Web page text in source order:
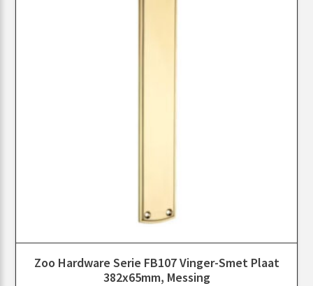
Zoo Hardware Serie FB107 Vinger-Smet Plaat
382x65mm, Messing